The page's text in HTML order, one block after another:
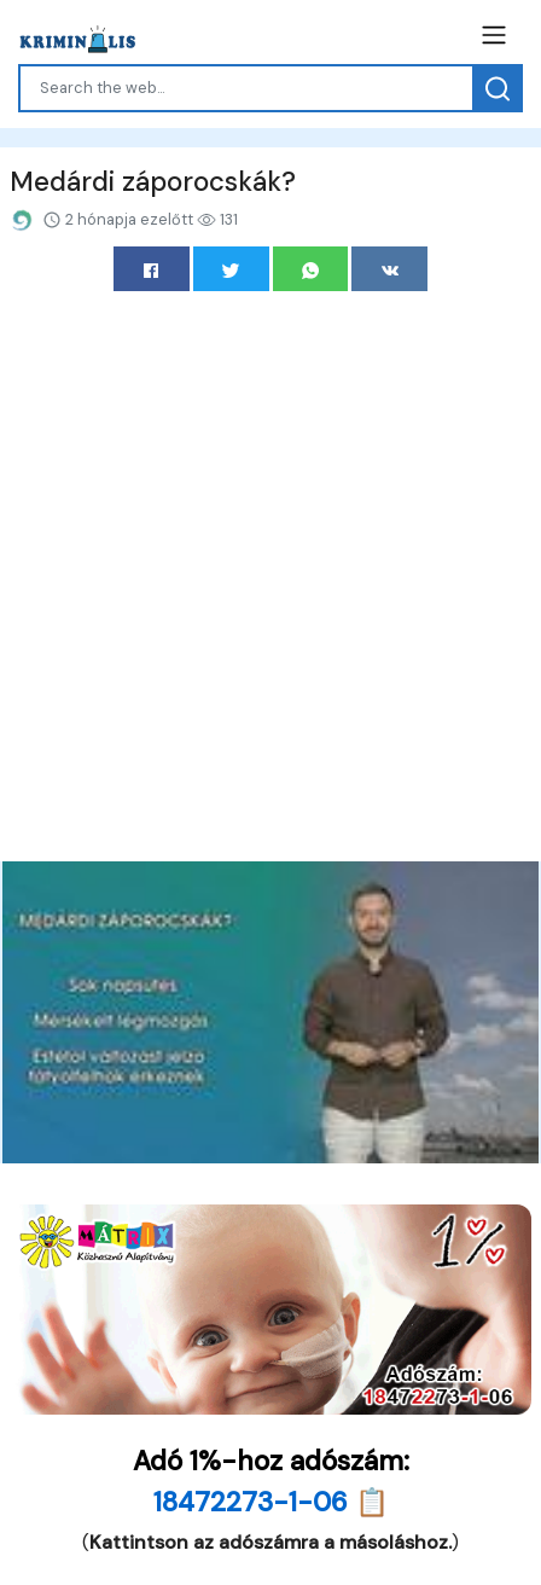
Medárdi záporocskák?
2 hónapja ezelőtt 131
Adó 1%-hoz adószám:
18472273-1-06 📋
(Kattintson az adószámra a másoláshoz.)